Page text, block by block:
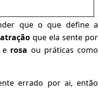
que o que define a
atraçãoque ela sente por
e rosa ou práticas como
errado por ai, então